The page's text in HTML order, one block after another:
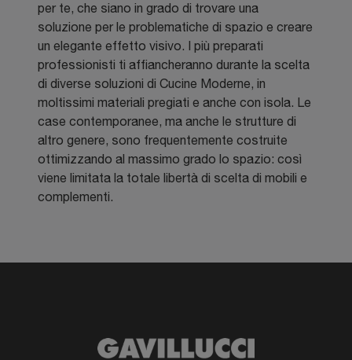
per te, che siano in grado di trovare una
soluzione per le problematiche di spazio e creare
un elegante effetto visivo. I più preparati
professionisti ti affiancheranno durante la scelta
di diverse soluzioni di Cucine Moderne, in
moltissimi materiali pregiati e anche con isola. Le
case contemporanee, ma anche le strutture di
altro genere, sono frequentemente costruite
ottimizzando al massimo grado lo spazio: così
viene limitata la totale libertà di scelta di mobili e
complementi.